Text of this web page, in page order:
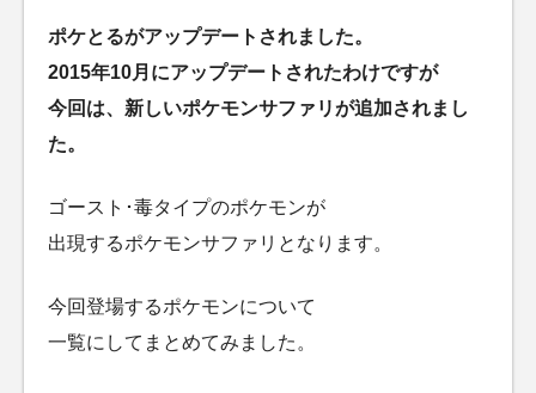
ポケとるがアップデートされました。
2015年10月にアップデートされたわけですが
今回は、新しいポケモンサファリが追加されまし
た。
ゴースト･毒タイプのポケモンが
出現するポケモンサファリとなります。
今回登場するポケモンについて
一覧にしてまとめてみました。